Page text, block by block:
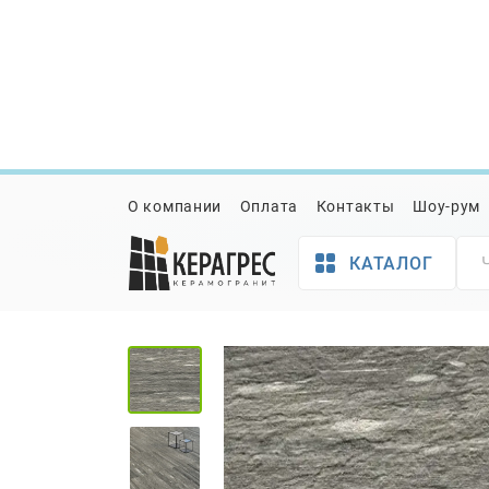
О компании Оплата Контакты Шоу-рум
КАТАЛОГ
Керамогранит Керамогранит Italon
Керамогранит Italon
Товар Характеристики